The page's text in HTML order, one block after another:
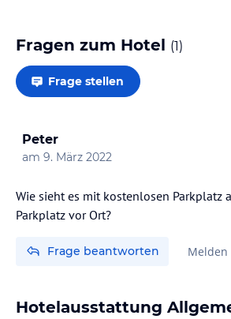
Fragen zum Hotel (1)
Frage stellen
Peter
am 9. März 2022
Wie sieht es mit kostenlosen Parkplatz
Parkplatz vor Ort?
Frage beantworten Melden
Hotelausstattung